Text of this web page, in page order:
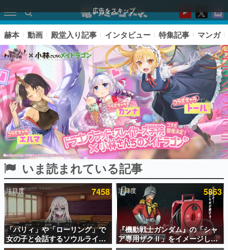
広告をスキップ
ピックアップ
電ファミのいま読まれている記事ランキング
アプリセール情報
インタビュー
赫本 動画 殿堂入り記事 インタビュー 特集記事 マンガ
いま読まれている記事
注目度 7458
「パリィ」や「ローリング」で
女の子と会話するソウルライク
恋愛ゲーム『小早川さんはソウ
注目度 5863
『機動戦士ガンダム』の「シャ
ア専用ザクⅡ」をイメージした
散水ホースリールが予約開始。